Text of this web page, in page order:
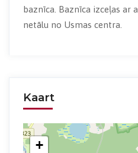
baznīca. Baznīca izceļas ar
netālu no Usmas centra.
Kaart
+